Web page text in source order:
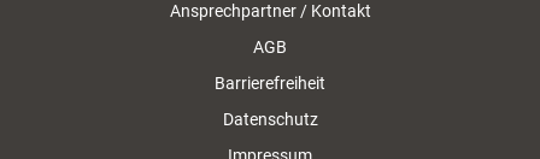
Ansprechpartner / Kontakt
AGB
Barrierefreiheit
Datenschutz